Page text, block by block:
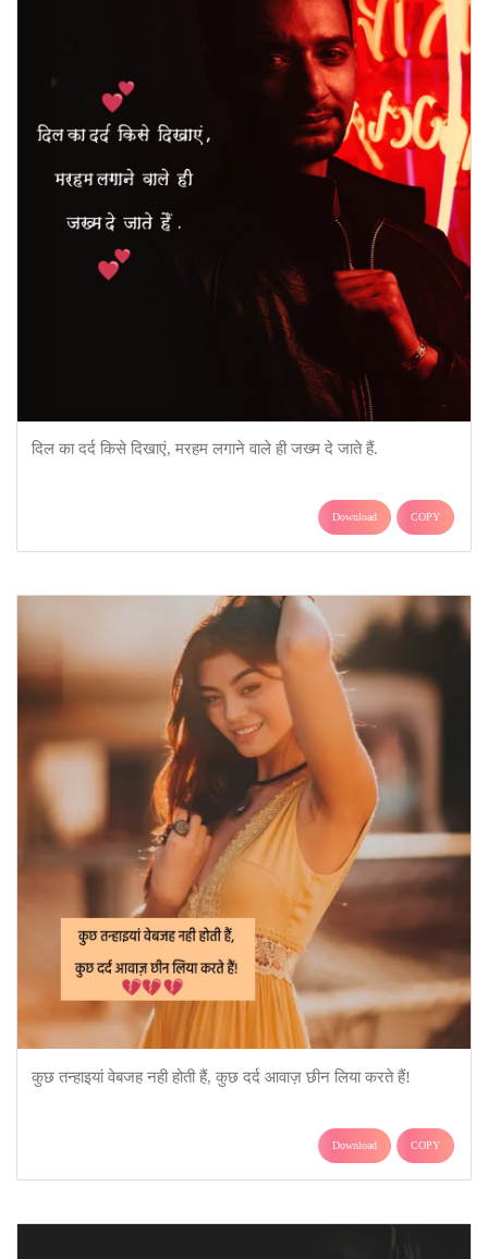
दिल का दर्द किसे दिखाएं, मरहम लगाने वाले ही जख्म दे जाते हैं.
Download COPY
कुछ तन्हाइयां वेबजह नही होती हैं, कुछ दर्द आवाज़ छीन लिया करते हैं!
Download COPY